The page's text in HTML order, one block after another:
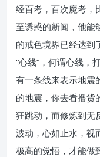
经百考，百次魔考，
至诱惑的新闻，他能
的戒色境界已经达到
“心线”，何谓心线，
有一条线来表示地震
的地震，你去看撸货
狂跳动，而修炼到无
波动，心如止水，视
极高的觉悟，才能做